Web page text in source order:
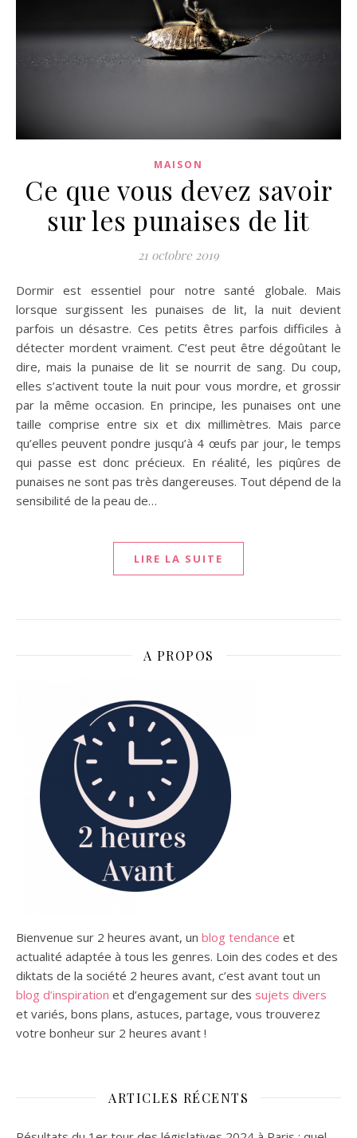
MAISON
Ce que vous devez savoir
sur les punaises de lit
21 octobre 2019
Dormir est essentiel pour notre santé globale. Mais
lorsque surgissent les punaises de lit, la nuit devient
parfois un désastre. Ces petits êtres parfois difficiles à
détecter mordent vraiment. C’est peut être dégoûtant le
dire, mais la punaise de lit se nourrit de sang. Du coup,
elles s’activent toute la nuit pour vous mordre, et grossir
par la même occasion. En principe, les punaises ont une
taille comprise entre six et dix millimètres. Mais parce
qu’elles peuvent pondre jusqu’à 4 œufs par jour, le temps
qui passe est donc précieux. En réalité, les piqûres de
punaises ne sont pas très dangereuses. Tout dépend de la
sensibilité de la peau de…
LIRE LA SUITE
A PROPOS
Bienvenue sur 2 heures avant, un blog tendance et
actualité adaptée à tous les genres. Loin des codes et des
diktats de la société 2 heures avant, c’est avant tout un
blog d’inspiration et d’engagement sur des sujets divers
et variés, bons plans, astuces, partage, vous trouverez
votre bonheur sur 2 heures avant !
ARTICLES RÉCENTS